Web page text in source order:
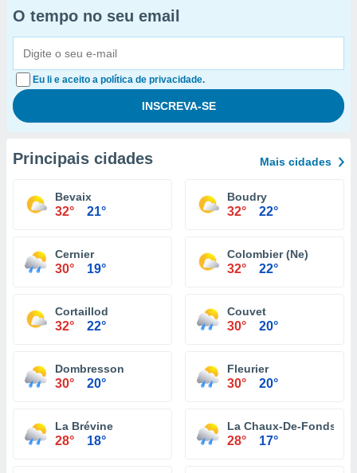
O tempo no seu email
Eu li e aceito a política de privacidade.
Principais cidades Mais cidades
Bevaix
32° 21°
Boudry
32° 22°
Cernier
30° 19°
Colombier (Ne)
32° 22°
Cortaillod
32° 22°
Couvet
30° 20°
Dombresson
30° 20°
Fleurier
30° 20°
La Brévine
28° 18°
La Chaux-De-Fonds
28° 17°